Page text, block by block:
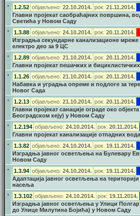
•
1.2.52 објављено: 22.10.2014. рок: 21.11.2014.
Главни пројекат саобраћајних површина,
Светића у Новом Саду
•
1.3.88 објављено: 24.10.2014. рок: 20.11.2014.
Изградња секундарне канализационе
електро део за 9 ЦС
•
1.2.89 објављено: 21.10.2014. рок: 20.11.2014.
Главни пројекат пешачких и
•
1.1.26 објављено: 21.10.2014. рок: 20.11.2014.
Набавка и уградња опреме и подлоге за
Новог Сада
•
1.2.13 објављено: 21.10.2014. рок: 20.11.2014.
Главни пројекат санације ограде око
Београдском кеју) у Новом Саду
•
1.2.194 објављено: 24.10.2014. рок: 20.11.2014.
Главни пројекат канализације отпадних
•
1.3.82 објављено: 24.10.2014. рок: 19.11.2014.
Изградња јавног осветљења на Булевару
Новом Саду
•
1.3.94 објављено: 24.10.2014. рок: 19.11.2014.
Адаптација јавног осветљења на
насеља
•
1.3.102 објављено: 24.10.2014. рок: 19.11.2014.
Изградња јавног осветљења у Улици
до Улице Милутина Бојића) у Новом Саду